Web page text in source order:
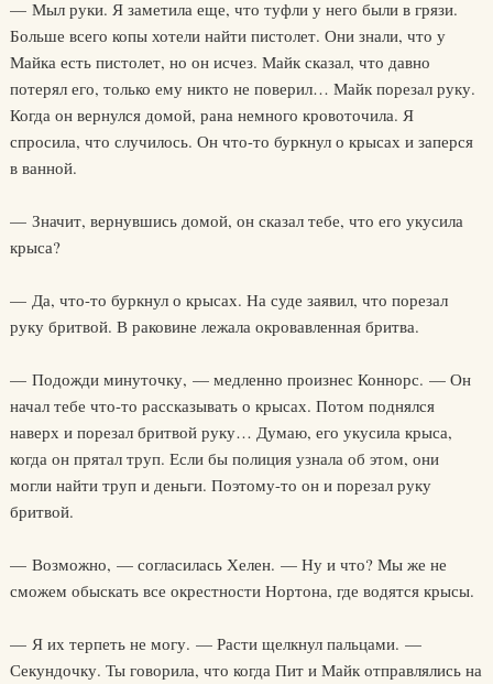
— Мыл руки. Я заметила еще, что туфли у него были в грязи.
Больше всего копы хотели найти пистолет. Они знали, что у
Майка есть пистолет, но он исчез. Майк сказал, что давно
потерял его, только ему никто не поверил… Майк порезал руку.
Когда он вернулся домой, рана немного кровоточила. Я
спросила, что случилось. Он что-то буркнул о крысах и заперся
в ванной.
— Значит, вернувшись домой, он сказал тебе, что его укусила
крыса?
— Да, что-то буркнул о крысах. На суде заявил, что порезал
руку бритвой. В раковине лежала окровавленная бритва.
— Подожди минуточку, — медленно произнес Коннорс. — Он
начал тебе что-то рассказывать о крысах. Потом поднялся
наверх и порезал бритвой руку… Думаю, его укусила крыса,
когда он прятал труп. Если бы полиция узнала об этом, они
могли найти труп и деньги. Поэтому-то он и порезал руку
бритвой.
— Возможно, — согласилась Хелен. — Ну и что? Мы же не
сможем обыскать все окрестности Нортона, где водятся крысы.
— Я их терпеть не могу. — Расти щелкнул пальцами. —
Секундочку. Ты говорила, что когда Пит и Майк отправлялись на